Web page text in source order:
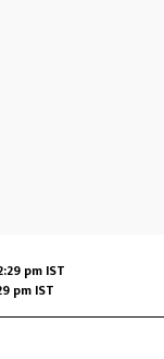
pm IST
pm IST